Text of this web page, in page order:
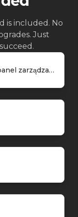
is included. No
Just
Kompletny, łatwy w użyciu panel zarządzania